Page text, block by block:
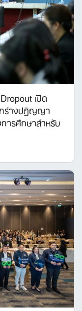
เปิด
กร่างปฏิญญา
ารศึกษาสำหรับ